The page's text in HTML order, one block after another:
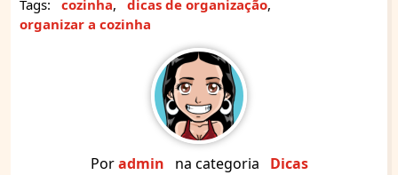
Tags:
cozinha, dicas de organização,
organizar a cozinha
Poradmin na categoria Dicas